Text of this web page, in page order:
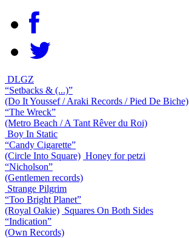
DLGZ
“Setbacks & (...)”
(Do It Youssef / Araki Records / Pied De Biche)
“The Wreck”
(Metro Beach / A Tant Rêver du Roi)
Boy In Static
“Candy Cigarette”
(Circle Into Square) Honey for petzi
“Nicholson”
(Gentlemen records)
Strange Pilgrim
“Too Bright Planet”
(Royal Oakie) Squares On Both Sides
“Indication”
(Own Records)